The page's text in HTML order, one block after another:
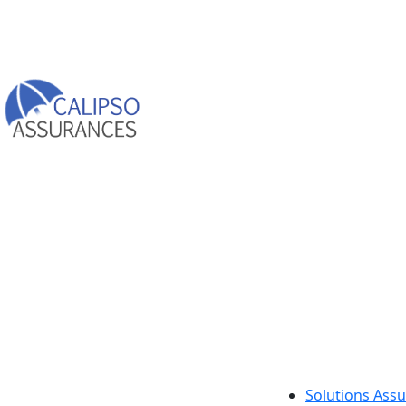
Solutions